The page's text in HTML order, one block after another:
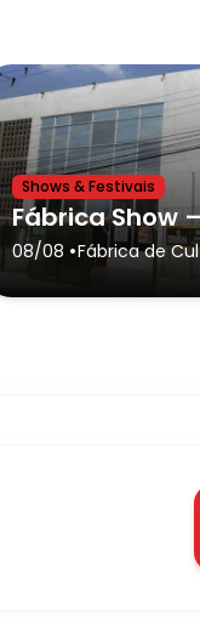
Shows & Festivais
Fábrica Show
08/08 •Fábrica de